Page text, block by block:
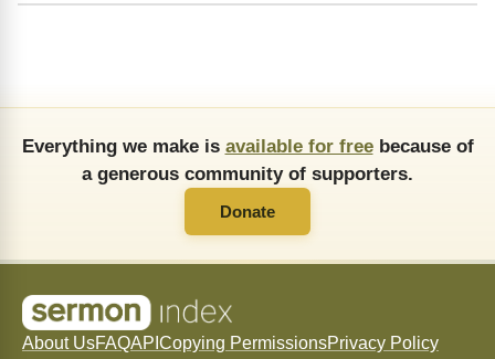
Everything we make is available for freebecause of
a generous community of supporters.
Donate
About UsFAQAPI Copying PermissionsPrivacy Policy